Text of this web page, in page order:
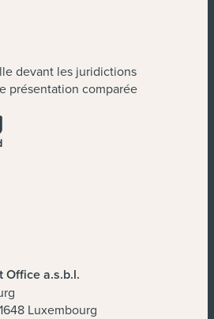
devant les juridictions
présentation comparée
Office a.s.b.l.
Luxembourg